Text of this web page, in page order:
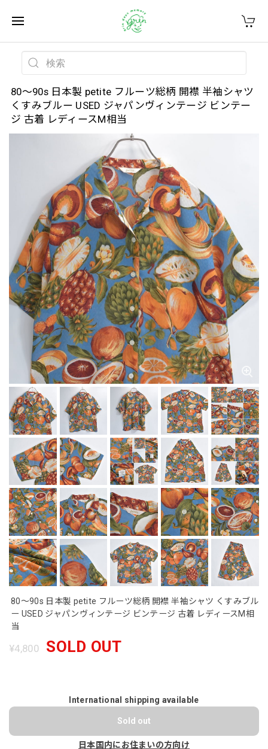
80～90s 日本製 petite フルーツ総柄 開襟 半袖シャツ
くすみブルー USED ジャパンヴィンテージ ビンテー
ジ 古着 レディースM相当
80～90s 日本製 petite フルーツ総柄 開襟 半袖シャツ くすみブル
ー USED ジャパンヴィンテージ ビンテージ 古着 レディースM相
当
¥4,800 SOLD OUT
International shipping available
Sold out
日本国内にお住まいの方向け